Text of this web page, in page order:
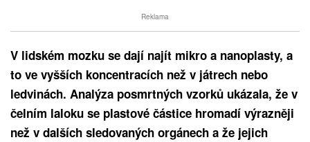
Reklama
V lidském mozku se dají najít mikro a nanoplasty, a
to ve vyšších koncentracích než v játrech nebo
ledvinách. Analýza posmrtných vzorků ukázala, že v
čelním laloku se plastové částice hromadí výrazněji
než v dalších sledovaných orgánech a že jejich